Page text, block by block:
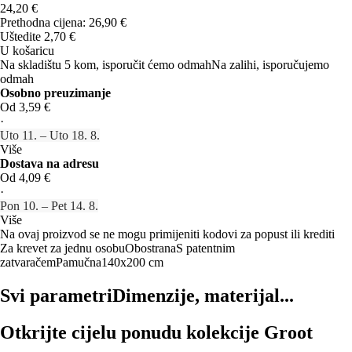
24,20 €
Prethodna cijena: 26,90 €
Uštedite 2,70 €
U košaricu
Na skladištu 5 kom, isporučit ćemo odmahNa zalihi, isporučujemo
odmah
Osobno preuzimanje
Od 3,59 €
·
Uto 11. – Uto 18. 8.
Više
Dostava na adresu
Od 4,09 €
·
Pon 10. – Pet 14. 8.
Više
Na ovaj proizvod se ne mogu primijeniti kodovi za popust ili krediti
Za krevet za jednu osobuObostranaS patentnim
zatvaračemPamučna140x200 cm
Svi parametriDimenzije, materijal...
Otkrijte cijelu ponudu kolekcije Groot